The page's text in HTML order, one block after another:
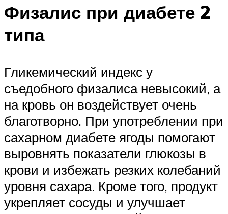
Физалис при диабете 2
типа
Гликемический индекс у
съедобного физалиса невысокий, а
на кровь он воздействует очень
благотворно. При употреблении при
сахарном диабете ягоды помогают
выровнять показатели глюкозы в
крови и избежать резких колебаний
уровня сахара. Кроме того, продукт
укрепляет сосуды и улучшает